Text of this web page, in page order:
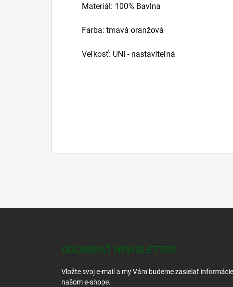
Materiál: 100% Bavlna
Farba: tmavá oranžová
Veľkosť: UNI - nastaviteľná
ODOBERAŤ NEWSLETTER
Vložte svoj e-mail a my Vám budeme zasielať
našom e-shope.